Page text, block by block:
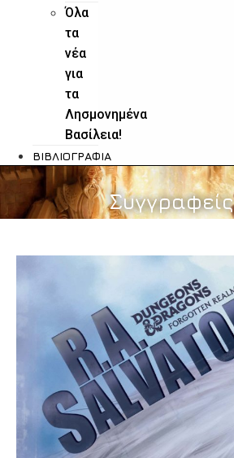
Όλα
τα
νέα
για
τα
Λησμονημένα
Βασίλεια!
ΒΙΒΛΙΟΓΡΑΦΊΑ
Συγγραφείς